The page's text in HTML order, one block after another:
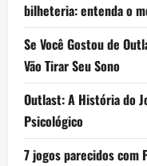
bilheteria: entenda o
Se Você Gostou de
Vão Tirar Seu Sono
Outlast: A História do
Psicológico
7 jogos parecidos com